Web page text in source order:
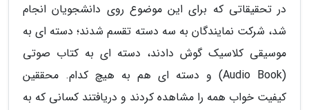
در تحقیقاتی که برای این موضوع روی دانشجویان انجام
شد، شرکت نمایندگان به سه دسته تقسم شدند؛ دسته ای به
موسیقی کلاسیک گوش دادند، دسته ای به کتاب صوتی
(Audio Book) و دسته ای هم به هیچ کدام. محققین
کیفیت خواب همه را مشاهده کردند و دریافتند کسانی که به